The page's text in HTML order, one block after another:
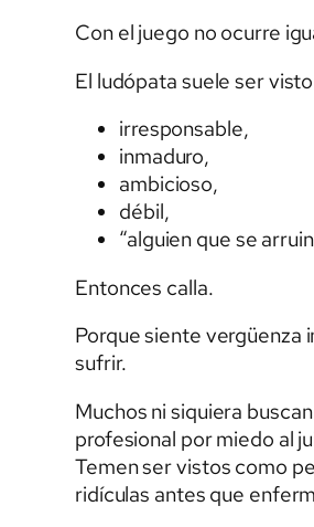
Con el juego no ocurre
El ludópata suele ser
irresponsable,
inmaduro,
ambicioso,
débil,
“alguien que se
Entonces calla.
Porque siente vergüenza
sufrir.
Muchos ni siquiera
profesional por miedo al
Temen ser vistos como
ridículas antes que